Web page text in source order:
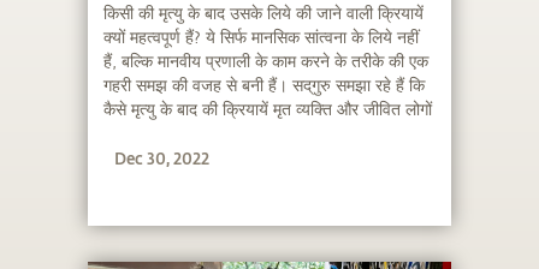
किसी की मृत्यु के बाद उसके लिये की जाने वाली क्रियायें
क्यों महत्वपूर्ण हैं? ये सिर्फ मानसिक सांत्वना के लिये नहीं
हैं, बल्कि मानवीय प्रणाली के काम करने के तरीके की एक
गहरी समझ की वजह से बनी हैं। सद्‌गुरु समझा रहे हैं कि
कैसे मृत्यु के बाद की क्रियायें मृत व्यक्ति और जीवित लोगों
Dec 30, 2022